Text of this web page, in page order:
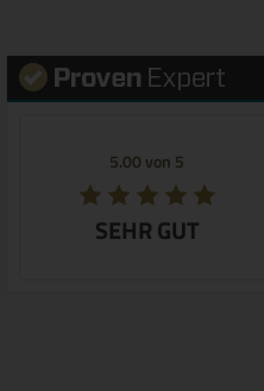
5.00 von 5
SEHR GUT